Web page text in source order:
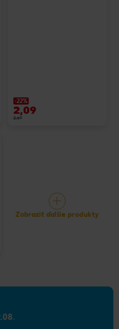
-22%
2,09
2,69
Zobraziť ďalšie produkty